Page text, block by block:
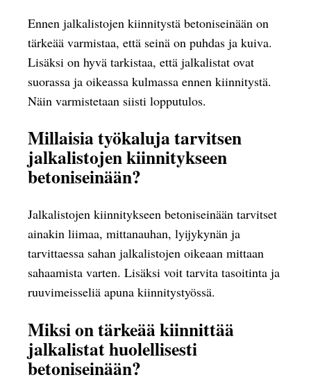
Ennen jalkalistojen kiinnitystä betoniseinään on
tärkeää varmistaa, että seinä on puhdas ja kuiva.
Lisäksi on hyvä tarkistaa, että jalkalistat ovat
suorassa ja oikeassa kulmassa ennen kiinnitystä.
Näin varmistetaan siisti lopputulos.
Millaisia työkaluja tarvitsen
jalkalistojen kiinnitykseen
betoniseinään?
Jalkalistojen kiinnitykseen betoniseinään tarvitset
ainakin liimaa, mittanauhan, lyijykynän ja
tarvittaessa sahan jalkalistojen oikeaan mittaan
sahaamista varten. Lisäksi voit tarvita tasoitinta ja
ruuvimeisseliä apuna kiinnitystyössä.
Miksi on tärkeää kiinnittää
jalkalistat huolellisesti
betoniseinään?